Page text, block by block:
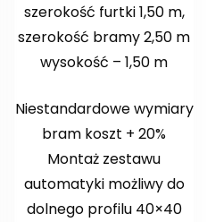
szerokość furtki 1,50 m,
szerokość bramy 2,50 m
wysokość – 1,50 m
Niestandardowe wymiary
bram koszt + 20%
Montaż zestawu
automatyki możliwy do
dolnego profilu 40×40